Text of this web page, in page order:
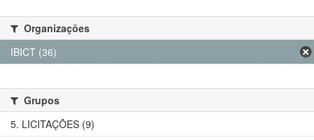
Organizações
IBICT (36)
Grupos
5. LICITAÇÕES (9)